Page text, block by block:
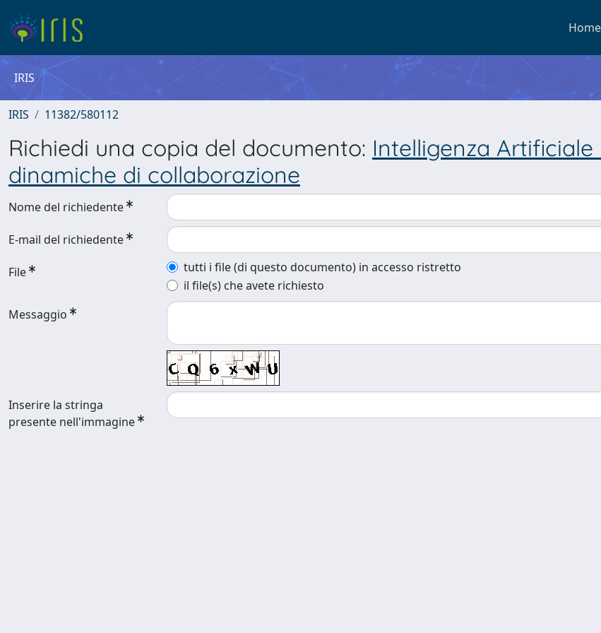
Home
IRIS
IRIS 11382/580112
Richiedi una copia del documento: Intelligenza
dinamiche di collaborazione
Nome del richiedente
E-mail del richiedente
File
tutti i file (di questo documento) in accesso ristretto
il file(s) che avete richiesto
Messaggio
Inserire la stringa
presente nell'immagine